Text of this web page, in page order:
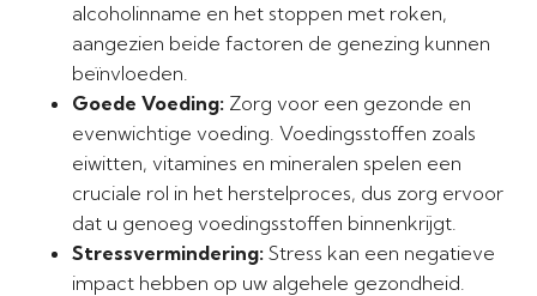
alcoholinname en het stoppen met roken,
aangezien beide factoren de genezing kunnen
beïnvloeden.
Goede Voeding: Zorg voor een gezonde en
evenwichtige voeding. Voedingsstoffen zoals
eiwitten, vitamines en mineralen spelen een
cruciale rol in het herstelproces, dus zorg ervoor
dat u genoeg voedingsstoffen binnenkrijgt.
Stressvermindering: Stress kan een negatieve
impact hebben op uw algehele gezondheid.